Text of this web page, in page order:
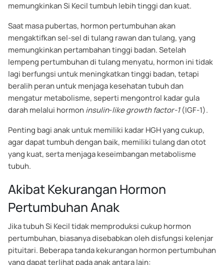
memungkinkan Si Kecil tumbuh lebih tinggi dan kuat.
Saat masa pubertas, hormon pertumbuhan akan
mengaktifkan sel-sel di tulang rawan dan tulang, yang
memungkinkan pertambahan tinggi badan. Setelah
lempeng pertumbuhan di tulang menyatu, hormon ini tidak
lagi berfungsi untuk meningkatkan tinggi badan, tetapi
beralih peran untuk menjaga kesehatan tubuh dan
mengatur metabolisme, seperti mengontrol kadar gula
darah melalui hormoninsulin-like growth factor-1(IGF-1).
Penting bagi anak untuk memiliki kadar HGH yang cukup,
agar dapat tumbuh dengan baik, memiliki tulang dan otot
yang kuat, serta menjaga keseimbangan metabolisme
tubuh.
Akibat Kekurangan Hormon
Pertumbuhan Anak
Jika tubuh Si Kecil tidak memproduksi cukup hormon
pertumbuhan, biasanya disebabkan oleh disfungsi kelenjar
pituitari. Beberapa tanda kekurangan hormon pertumbuhan
yang dapat terlihat pada anak antara lain: